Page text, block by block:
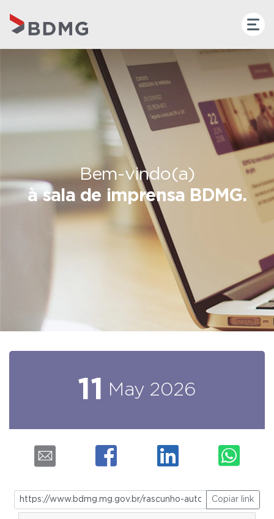
Bem-vindo(a)
à sala de imprensa BDMG.
11 May 2026
Copiar link